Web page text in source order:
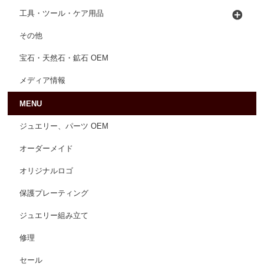
工具・ツール・ケア用品
その他
宝石・天然石・鉱石 OEM
メディア情報
MENU
ジュエリー、パーツ OEM
オーダーメイド
オリジナルロゴ
保護プレーティング
ジュエリー組み立て
修理
セール